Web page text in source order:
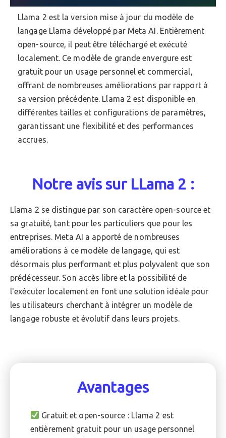
Llama 2 est la version mise à jour du modèle de
langage Llama développé par Meta AI. Entièrement
open-source, il peut être téléchargé et exécuté
localement. Ce modèle de grande envergure est
gratuit pour un usage personnel et commercial,
offrant de nombreuses améliorations par rapport à
sa version précédente. Llama 2 est disponible en
différentes tailles et configurations de paramètres,
garantissant une flexibilité et des performances
accrues.
Notre avis sur LLama 2 :
Llama 2 se distingue par son caractère open-source et
sa gratuité, tant pour les particuliers que pour les
entreprises. Meta AI a apporté de nombreuses
améliorations à ce modèle de langage, qui est
désormais plus performant et plus polyvalent que son
prédécesseur. Son accès libre et la possibilité de
l'exécuter localement en font une solution idéale pour
les utilisateurs cherchant à intégrer un modèle de
langage robuste et évolutif dans leurs projets.
Avantages
Gratuit et open-source : Llama 2 est
entièrement gratuit pour un usage personnel